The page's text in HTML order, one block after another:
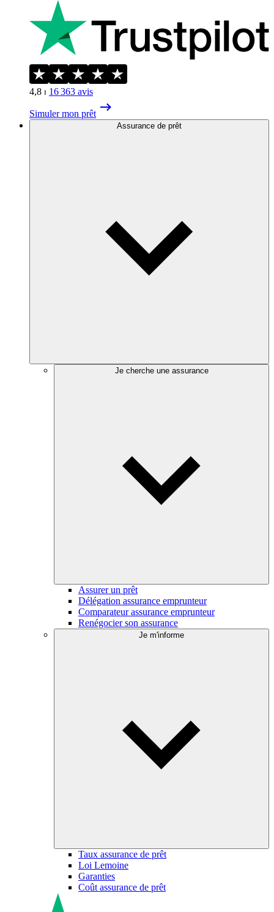
4,8 ⏐ 16 363 avis
Simuler mon prêt
Assurance de prêt
Je cherche une assurance
Assurer un prêt
Délégation assurance emprunteur
Comparateur assurance emprunteur
Renégocier son assurance
Je m'informe
Taux assurance de prêt
Loi Lemoine
Garanties
Coût assurance de prêt